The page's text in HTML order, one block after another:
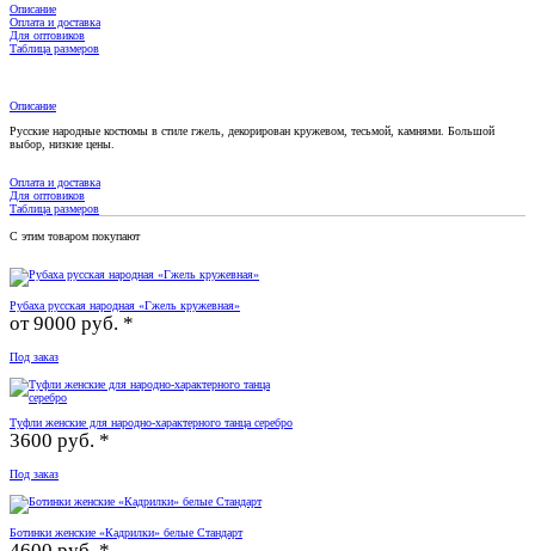
Описание
Оплата и доставка
Для оптовиков
Таблица размеров
Описание
Русские народные костюмы в стиле гжель, декорирован кружевом, тесьмой, камнями. Большой
выбор, низкие цены.
Оплата и доставка
Для оптовиков
Таблица размеров
С этим товаром покупают
Рубаха русская народная «Гжель кружевная»
от9000 руб. *
Под заказ
Туфли женские для народно-характерного танца серебро
3600 руб. *
Под заказ
Ботинки женские «Кадрилки» белые Стандарт